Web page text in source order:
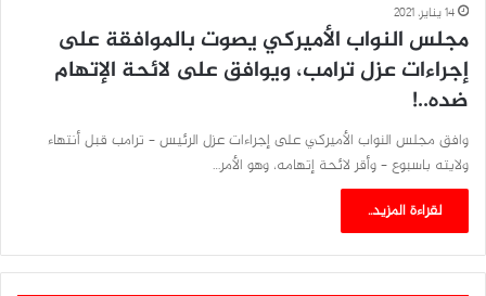
14 يناير، 2021
مجلس النواب الأميركي يصوت بالموافقة على
إجراءات عزل ترامب، ويوافق على لائحة الإتهام
ضده..!
وافق مجلس النواب الأميركي على إجراءات عزل الرئيس – ترامب قبل أنتهاء
ولايته باسبوع – وأقر لائحة إتهامه، وهو الأمر…
لقراءة المزيد..